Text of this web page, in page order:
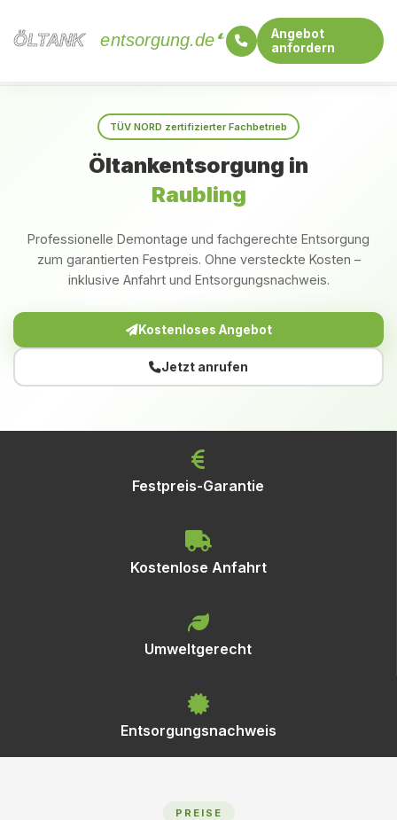
ÖLTANK
ÖLTANK entsorgung.de
Angebot
anfordern
TÜV NORD zertifizierter Fachbetrieb
Öltankentsorgung in
Raubling
Professionelle Demontage und fachgerechte Entsorgung
zum garantierten Festpreis. Ohne versteckte Kosten –
inklusive Anfahrt und Entsorgungsnachweis.
Kostenloses Angebot
Jetzt anrufen
Festpreis-Garantie
Kostenlose Anfahrt
Umweltgerecht
Entsorgungsnachweis
PREISE